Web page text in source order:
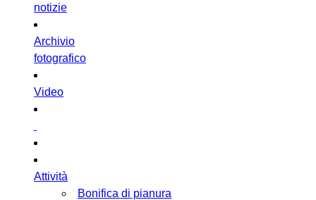
notizie
Archivio
fotografico
Video
Attività
Bonifica di pianura